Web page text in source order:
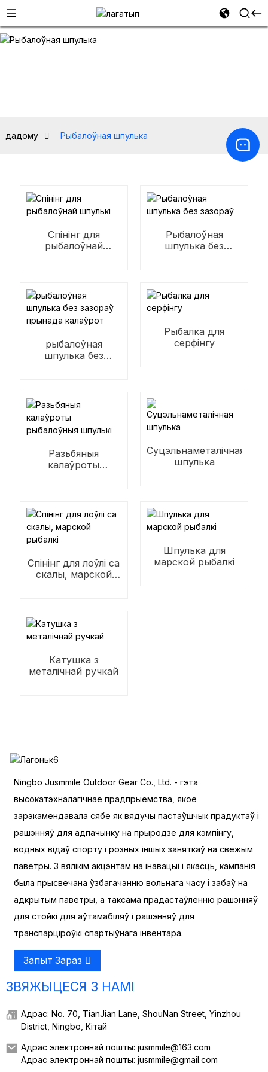
дадому Рыбалоўная шпулька
Спінінг для
рыбалоўнай
Рыбалоўная
шпулька без
рыбалоўная
шпулька без
Рыбалка для
серфінгу
Разьбяныя
калаўроты
Суцэльнаметалічная
шпулька
Спінінг для лоўлі са
скалы, марской
Шпулька для
марской рыбалкі
Катушка з
металічнай ручкай
Ningbo Jusmmile Outdoor Gear Co., Ltd. - гэта
высокатэхналагічнае прадпрыемства, якое
зарэкамендавала сябе як вядучы пастаўшчык прадуктаў і
рашэнняў для адпачынку на прыродзе для кэмпінгу,
водных відаў спорту і розных іншых заняткаў на свежым
паветры. З вялікім акцэнтам на інавацыі і якасць, кампанія
была прысвечана ўзбагачэнню вольнага часу і забаў на
адкрытым паветры, а таксама прадастаўленню рашэнняў
для стойкі для аўтамабіляў і рашэнняў для
транспарціроўкі спартыўнага інвентара.
Запыт Зараз
ЗВЯЖЫЦЕСЯ З НАМІ
Адрас: No. 70, TianJian Lane, ShouNan Street, Yinzhou
District, Ningbo, Кітай
Адрас электроннай пошты: jusmmile@163.com
Адрас электроннай пошты: jusmmile@gmail.com